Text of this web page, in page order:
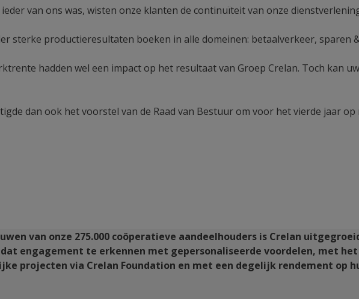
van ons was, wisten onze klanten de continuïteit van onze
sterke productieresultaten boeken in alle domeinen: betaalverkeer, sparen
hadden wel een impact op het resultaat van Groep Crelan. Toch kan
dan ook het voorstel van de Raad van Bestuur om voor het vierde jaar
van onze 275.000 coöperatieve aandeelhouders is Crelan
engagement te erkennen met gepersonaliseerde voordelen, met
projecten via Crelan Foundation en met een degelijk rendement op